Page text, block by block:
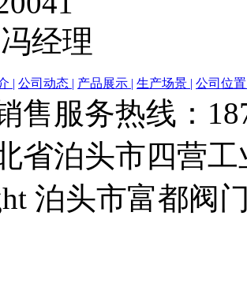
经理
| 公司动态 | 产品展示 | 生产场景 | 公司位
售服务热线：
省泊头市四营工
泊头市富都阀